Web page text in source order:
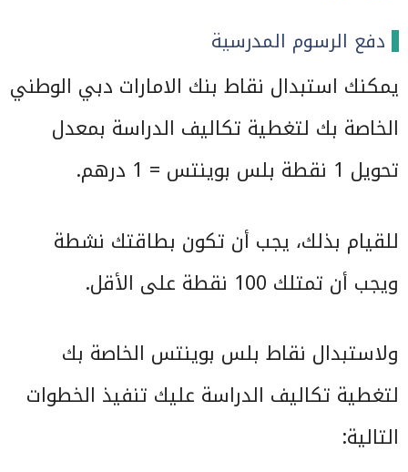
دفع الرسوم المدرسية
يمكنك استبدال نقاط بنك الامارات دبي الوطني
الخاصة بك لتغطية تكاليف الدراسة بمعدل
تحويل 1 نقطة بلس بوينتس = 1 درهم.
للقيام بذلك، يجب أن تكون بطاقتك نشطة
ويجب أن تمتلك 100 نقطة على الأقل.
ولاستبدال نقاط بلس بوينتس الخاصة بك
لتغطية تكاليف الدراسة عليك تنفيذ الخطوات
التالية: